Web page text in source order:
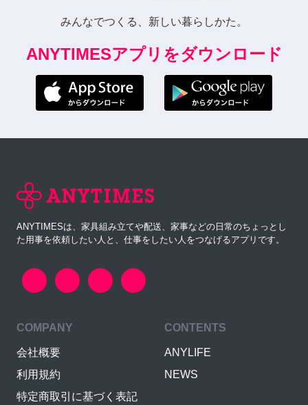
みんなでつくる、新しい暮らしかた。
ANYTIMESアプリをダウンロード
ANYTIMESは、家具組み立てや配送、家事などの日常のちょっとし
た用事を依頼したい人と、仕事をしたい人をつなげるアプリです。
COMPANY
会社概要
利用規約
特定商取引に基づく表記
CONTENTS
ANYLIFE
NEWS